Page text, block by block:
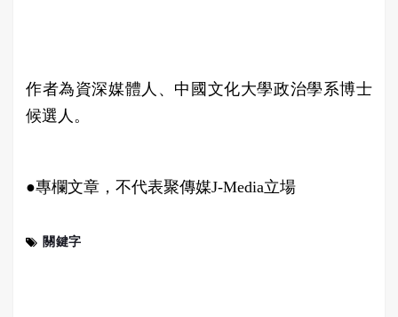
作者為資深媒體人、中國文化大學政治學系博士
候選人。
●專欄文章，不代表聚傳媒J-Media立場
關鍵字